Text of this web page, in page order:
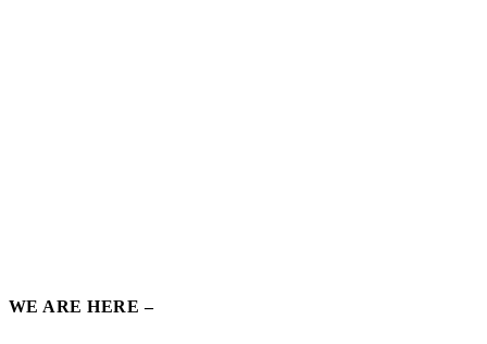
WE ARE HERE –